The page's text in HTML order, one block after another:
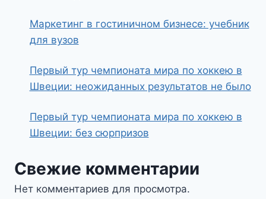
Маркетинг в гостиничном бизнесе: учебник
для вузов
Первый тур чемпионата мира по хоккею в
Швеции: неожиданных результатов не было
Первый тур чемпионата мира по хоккею в
Швеции: без сюрпризов
Свежие комментарии
Нет комментариев для просмотра.